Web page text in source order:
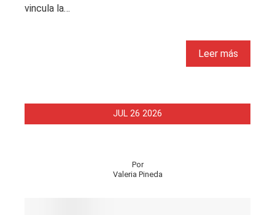
vincula la…
Leer más
JUL 26 2026
Por
Valeria Pineda